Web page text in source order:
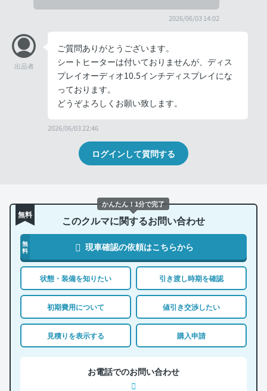
2026/06/03 14:02
出品者
ご質問ありがとうございます。
シートヒーターは付いておりませんが、ディス
プレイオーディオ10.5インチディスプレイにな
っております。
どうぞよろしくお願い致します。
2026/06/03 22:46
ログインして質問する
無料 このクルマに関するお問い合わせ
無
料
現車確認の依頼はこちらから
状態・装備を知りたい 引き渡し時期を確認
初期費用について 値引き交渉したい
見積りを表示する 購入申請
お電話でのお問い合わせ
かんたん！1分で完了